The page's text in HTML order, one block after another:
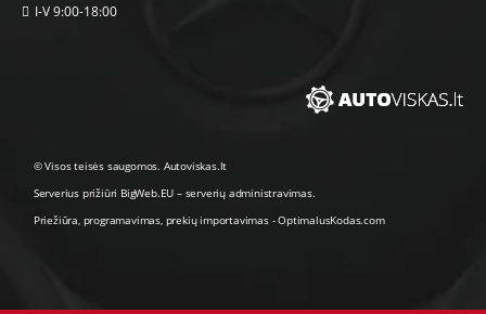
I-V 9:00-18:00
© Visos teisės saugomos. Autoviskas.lt
Serverius prižiūri BigWeb.EU – serverių administravimas.
Priežiūra, programavimas prekių importavimas-OptimalusKodas.com